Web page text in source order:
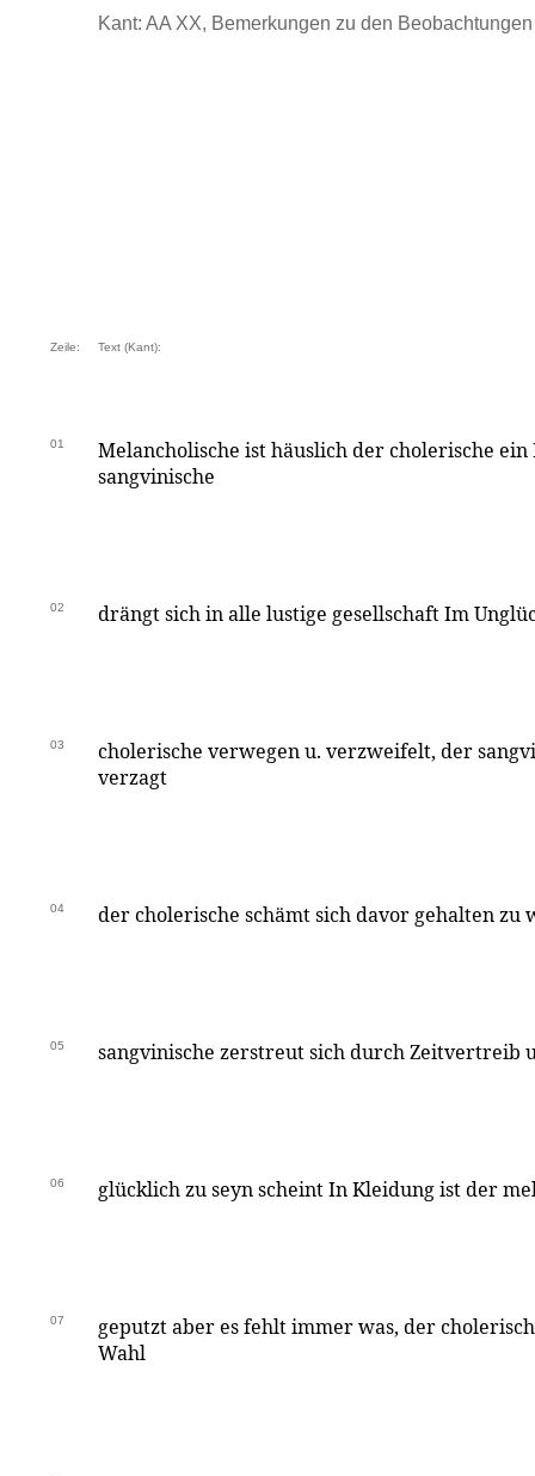
Kant: AA XX, Bemerkungen zu den
Zeile: Text (Kant):
01
Melancholische ist häuslich der cholerische
sangvinische
02 drängt sich in alle lustige gesellschaft Im
03
cholerische verwegen u. verzweifelt, der
verzagt
04 der cholerische schämt sich davor gehalten zu
05 sangvinische zerstreut sich durch Zeitvertreib
06 glücklich zu seyn scheint In Kleidung ist der
07
geputzt aber es fehlt immer was, der
Wahl